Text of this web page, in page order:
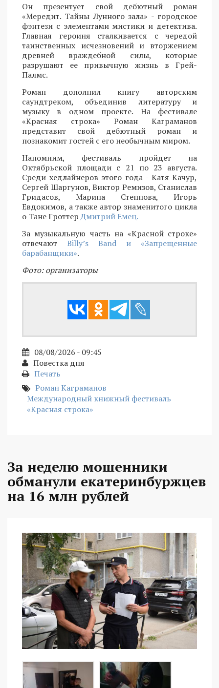
Он презентует свой дебютный роман
«Мередит. Тайны Лунного зала» - городское
фэнтези с элементами мистики и детектива.
Главная героиня сталкивается с чередой
таинственных исчезновений и вторжением
древней враждебной силы, которые
разрушают ее привычную жизнь в Грей-
Палмс.
Роман дополнил книгу авторским
саундтреком, объединив литературу и
музыку в одном проекте. На фестивале
«Красная строка» Роман Каграманов
представит свой дебютный роман и
познакомит гостей с его необычным миром.
Напомним, фестиваль пройдет на
Октябрьской площади с 21 по 23 августа.
Среди хедлайнеров этого года - Катя Качур,
Сергей Шаргунов, Виктор Ремизов, Станислав
Гридасов, Марина Степнова, Игорь
Евдокимов, а также автор знаменитого цикла
о Тане ГроттерДмитрий Емец.
За музыкальную часть на «Красной строке»
отвечают Billy’s Band и «Запрещенные
барабанщики».
Фото: организаторы
08/08/2026 - 09:45
Повестка дня
Печать
Роман Каграманов
Международный книжный фестиваль
«Красная строка»
За неделю мошенники
обманули екатеринбуржцев
на 16 млн рублей